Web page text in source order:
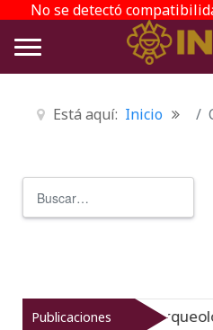
No se detectó
Está aquí: Inicio
Publicaciones
el patrimonio